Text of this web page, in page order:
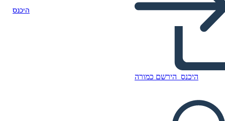
היכנס
היכנס הירשם כמורה